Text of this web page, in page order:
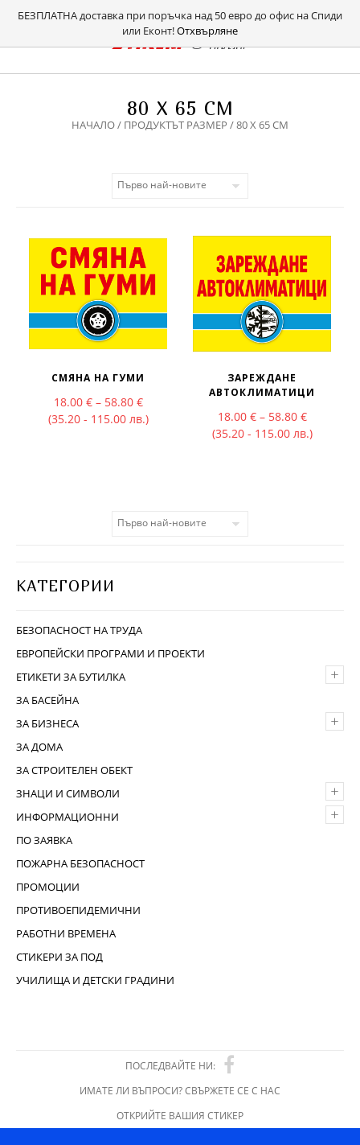
БЕЗПЛАТНА доставка при поръчка над 50 евро до офис на Спиди
или Еконт!Отхвърляне
80 Х 65 СМ
НАЧАЛО/ ПРОДУКТЪТ РАЗМЕР / 80 Х 65 СМ
КАТЕГОРИИ
БЕЗОПАСНОСТ НА ТРУДА
ЕВРОПЕЙСКИ ПРОГРАМИ И ПРОЕКТИ
+
ЕТИКЕТИ ЗА БУТИЛКА
ЗА БАСЕЙНА
+
ЗА БИЗНЕСА
ЗА ДОМА
ЗА СТРОИТЕЛЕН ОБЕКТ
+
ЗНАЦИ И СИМВОЛИ
+
ИНФОРМАЦИОННИ
ПО ЗАЯВКА
ПОЖАРНА БЕЗОПАСНОСТ
ПРОМОЦИИ
ПРОТИВОЕПИДЕМИЧНИ
РАБОТНИ ВРЕМЕНА
СТИКЕРИ ЗА ПОД
УЧИЛИЩА И ДЕТСКИ ГРАДИНИ
СМЯНА НА ГУМИ
18.00 € – 58.80 €Price range: 18.00 € through 58.80 €
(35.20 - 115.00 лв.)
ЗАРЕЖДАНЕ
АВТОКЛИМАТИЦИ
18.00 € – 58.80 €Price
(35.20 - 115.00 лв.)
ПОСЛЕДВАЙТЕ НИ:
ИМАТЕ ЛИ ВЪПРОСИ? СВЪРЖЕТЕ СЕ С НАС
ОТКРИЙТЕ ВАШИЯ СТИКЕР